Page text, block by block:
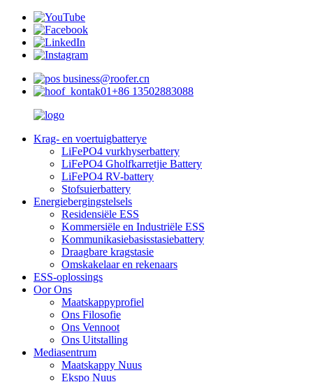
business@roofer.cn
+86 13502883088
Krag- en voertuigbatterye
LiFePO4 vurkhyserbattery
LiFePO4 Gholfkarretjie Battery
LiFePO4 RV-battery
Stofsuierbattery
Energiebergingstelsels
Residensiële ESS
Kommersiële en Industriële ESS
Kommunikasiebasisstasiebattery
Draagbare kragstasie
Omskakelaar en rekenaars
ESS-oplossings
Oor Ons
Maatskappyprofiel
Ons Filosofie
Ons Vennoot
Ons Uitstalling
Mediasentrum
Maatskappy Nuus
Ekspo Nuus